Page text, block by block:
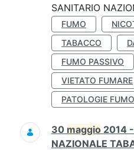
SANITARIO
FUMO
TABACCO
FUMO PASSIVO
VIETATO FUMARE
PATOLOGIE
30 maggio 2014
NAZIONALE